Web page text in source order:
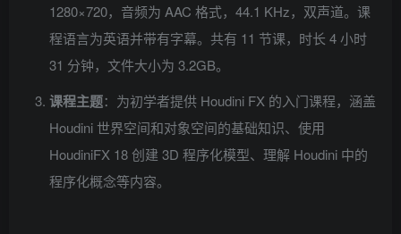
1280×720，音频为 AAC 格式，44.1 KHz，双声道。课
程语言为英语并带有字幕。共有 11 节课，时长 4 小时
31 分钟，文件大小为 3.2GB。
课程主题：为初学者提供 Houdini FX 的入门课程，涵盖
Houdini 世界空间和对象空间的基础知识、使用
HoudiniFX 18 创建 3D 程序化模型、理解 Houdini 中的
程序化概念等内容。